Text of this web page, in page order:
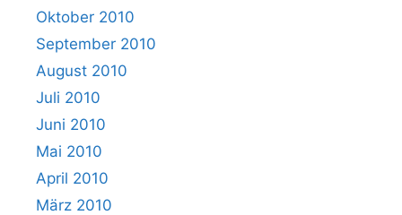
Oktober 2010
September 2010
August 2010
Juli 2010
Juni 2010
Mai 2010
April 2010
März 2010